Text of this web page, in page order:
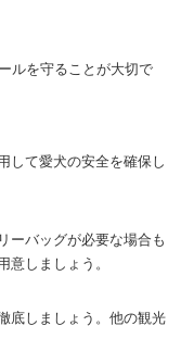
ルを守ることが大切で
して愛犬の安全を確保し
ーバッグが必要な場合も
しましょう。
底しましょう。他の観光